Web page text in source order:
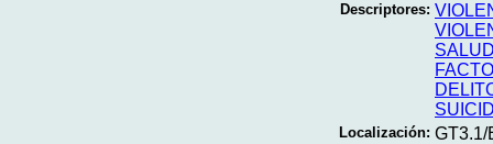
Descriptores:
Localización: GT3.1/